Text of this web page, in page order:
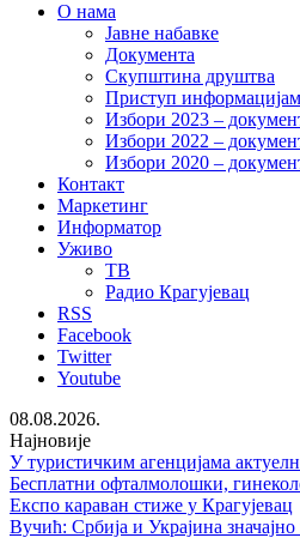
О нама
Јавне набавке
Документа
Скупштина друштва
Приступ
Избори 2023 –
Избори 2022 –
Избори 2020 –
Контакт
Маркетинг
Информатор
Уживо
ТВ
Радио Крагујевац
RSS
Facebook
Twitter
Youtube
08.08.2026.
Најновије
У туристичким агенцијама
Бесплатни офталмолошки,
Експо караван стиже у Крагујевац
Вучић: Србија и Украјина